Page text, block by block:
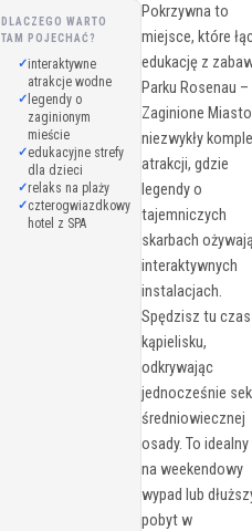
DLACZEGO WARTO
TAM POJECHAĆ?
interaktywne
atrakcje wodne
legendy o
zaginionym
mieście
edukacyjne strefy
dla dzieci
relaks na plaży
czterogwiazdkowy
hotel z SPA
Pokrzywna to
miejsce, które
edukację z
Parku Rosenau –
Zaginione
niezwykły
atrakcji, gdzie
legendy o
tajemniczych
skarbach
interaktywnych
instalacjach.
Spędzisz tu
kąpielisku,
odkrywając
jednocześnie
średniowiecznej
osady. To
na weekendowy
wypad lub
pobyt w